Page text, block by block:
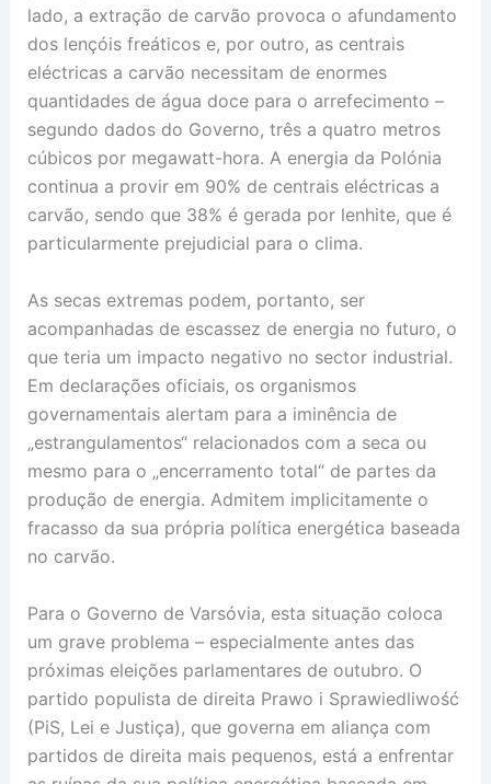
lado, a extração de carvão provoca o afundamento
dos lençóis freáticos e, por outro, as centrais
eléctricas a carvão necessitam de enormes
quantidades de água doce para o arrefecimento –
segundo dados do Governo, três a quatro metros
cúbicos por megawatt-hora. A energia da Polónia
continua a provir em 90% de centrais eléctricas a
carvão, sendo que 38% é gerada por lenhite, que é
particularmente prejudicial para o clima.
As secas extremas podem, portanto, ser
acompanhadas de escassez de energia no futuro, o
que teria um impacto negativo no sector industrial.
Em declarações oficiais, os organismos
governamentais alertam para a iminência de
„estrangulamentos“ relacionados com a seca ou
mesmo para o „encerramento total“ de partes da
produção de energia. Admitem implicitamente o
fracasso da sua própria política energética baseada
no carvão.
Para o Governo de Varsóvia, esta situação coloca
um grave problema – especialmente antes das
próximas eleições parlamentares de outubro. O
partido populista de direita Prawo i Sprawiedliwość
(PiS, Lei e Justiça), que governa em aliança com
partidos de direita mais pequenos, está a enfrentar